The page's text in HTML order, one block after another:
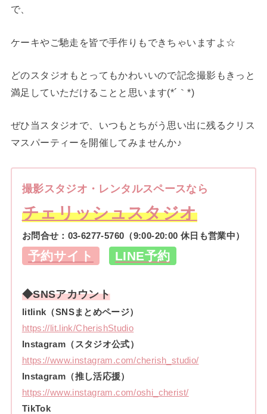
で、
ケーキやご馳走を皆で手作りもできちゃいますよ☆
どのスタジオもとってもかわいいので記念撮影もきっと
満足していただけることと思います(*´｀*)
ぜひ当スタジオで、いつもとちがう思い出に残るクリス
マスパーティーを開催してみませんか♪
撮影スタジオ・レンタルスペースなら
チェリッシュスタジオ
お問合せ： 03-6277-5760 （9:00-20:00 休日も営業中）
予約サイト LINE予約
◆SNSアカウント
litlink（SNSまとめページ）
https://lit.link/CherishStudio
Instagram（スタジオ公式）
https://www.instagram.com/cherish_studio/
Instagram（推し活応援）
https://www.instagram.com/oshi_cherist/
TikTok